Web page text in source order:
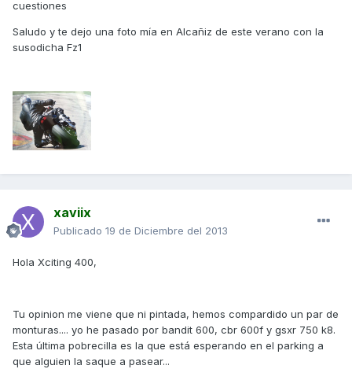
cuestiones
Saludo y te dejo una foto mía en Alcañiz de este verano con la
susodicha Fz1
xaviix
Publicado 19 de Diciembre del 2013
Hola Xciting 400,
Tu opinion me viene que ni pintada, hemos compardido un par de
monturas.... yo he pasado por bandit 600, cbr 600f y gsxr 750 k8.
Esta última pobrecilla es la que está esperando en el parking a
que alguien la saque a pasear...